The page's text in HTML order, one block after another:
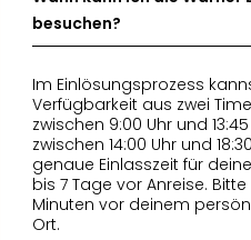
besuchen?
Im Einlösungsprozess
Verfügbarkeit aus zwei
zwischen 9:00 Uhr und
zwischen 14:00 Uhr und
genaue Einlasszeit für
bis 7 Tage vor Anreise.
Minuten vor deinem
Ort.